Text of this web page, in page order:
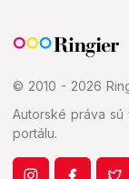
© 2010 - 2026
Autorské práva
portálu.